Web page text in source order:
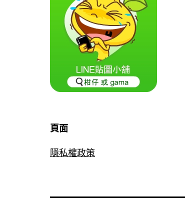
頁面
隱私權政策